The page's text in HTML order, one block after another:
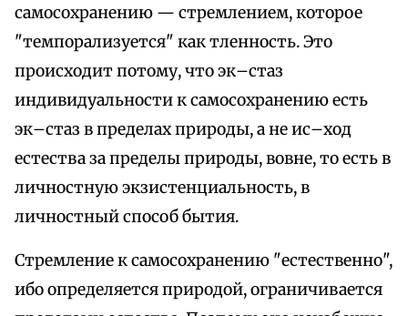
самосохранению — стремлением, которое
"темпорализуется" как тленность. Это
происходит потому, что эк–стаз
индивидуальности к самосохранению есть
эк–стаз в пределах природы, а не ис–ход
естества за пределы природы, вовне, то есть в
личностную экзистенциальность, в
личностный способ бытия.
Стремление к самосохранению "естественно",
ибо определяется природой, ограничивается